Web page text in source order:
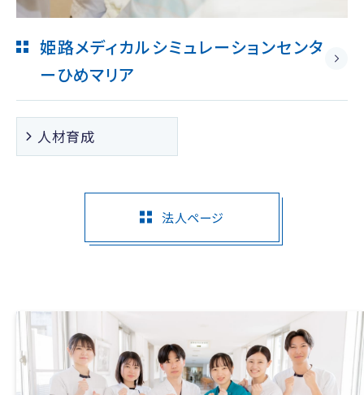
姫路メディカルシミュレーションセンタ
ーひめマリア
人材育成
法人ページ